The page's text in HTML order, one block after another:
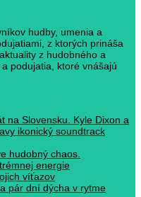
hudby, umenia a
z ktorých prináša
z hudobného a
podujatia, ktoré vnášajú
na Slovensku. Kyle Dixon a
ikonický soundtrack
hudobný chaos.
energie
víťazov
pár dní dýcha v rytme